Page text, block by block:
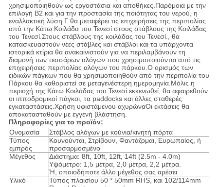
χρησιμοποιηθούν ως εργοστάσια και αποθήκες.Παρόμοια με την
επιλογή Β2 και για την προστασία της ποιότητας του νερού, η
εναλλακτική λύση Γ θα μεταφέρει τις επιχειρήσεις της περιπολίας
από την Κάτω Κοιλάδα του Τενεσί στους στάβλους της Κοιλάδας
του Τενεσί.Στους στάβλους της κοιλάδας του Τενεσί., θα
κατασκευαστούν νέες στάβλες και στάβλοι και τα υπάρχοντα
ιστορικά κτίρια θα ανακαινιστούν για να περιλαμβάνουν τη
διαμονή των τεσσάρων αλόγων που χρησιμοποιούνται από τις
επιχειρήσεις περιπολίας αλόγων του πάρκου.Ο ορισμός των
ειδικών πάγκων που θα χρησιμοποιηθούν από την περιπολία του
Πάρκου θα καθοριστεί σε μεταγενέστερη ημερομηνία.Μόλις η
περιοχή της Κάτω Κοιλάδας του Τενεσί εκκενωθεί, θα αφαιρεθούν
οι ιπποδρομικοί πάγκοι, τα paddocks και άλλες σταθερές
εγκαταστάσεις.Χρήση υφιστάμενου αχυρώναΟι εκτάσεις θα
αποκατασταθούν με εγγενή βλάστηση.
Πληροφορίες για το προϊόν:
Ονομασία
Στάβλος αλόγων με κούνια/κινητή πόρτα
Τύπος
εμπρός
Κουνούνται, Στρίβουν, Φαντάζομαι, Ευρωπαίος, ή
προσαρμοσμένο
Μέγεθος
Διάστημα: 8ft, 10ft, 12ft, 14ft (2.5m - 4.0m)
Υψόμετρο: 1,5 μέτρα, 2,0 μέτρα, 2,2 μέτρα.
Ή, οποιοδήποτε άλλο μέγεθος σας αρέσει
Υλικό
Τύπος πλαισίου 50 * 50mm RHS, και 102/114mm